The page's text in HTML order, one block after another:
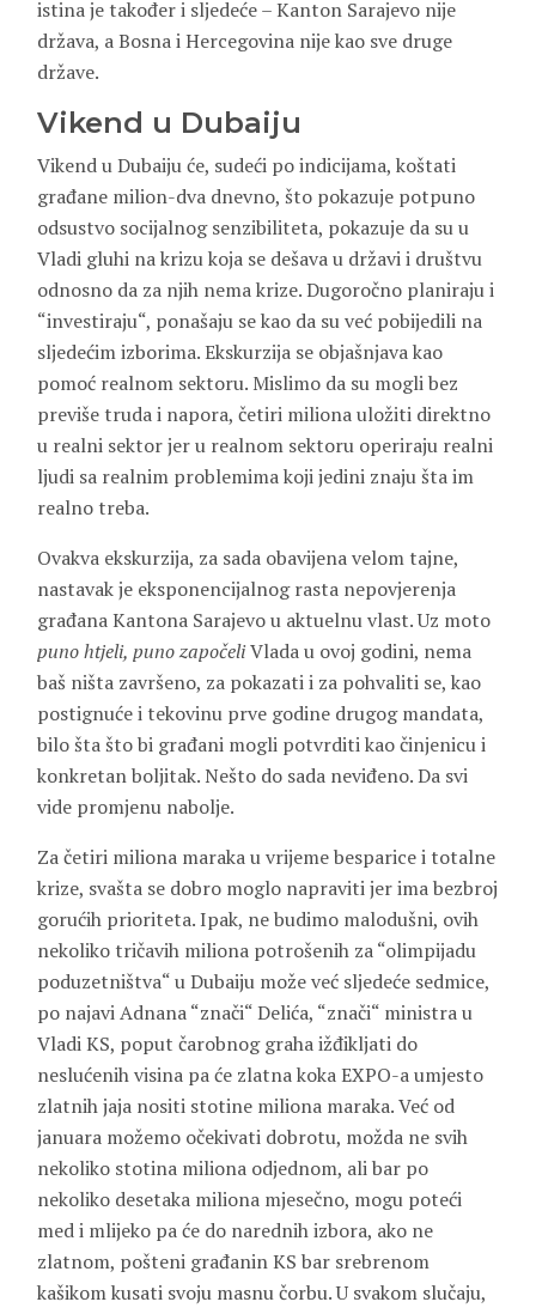
istina je također i sljedeće – Kanton Sarajevo nije
država, a Bosna i Hercegovina nije kao sve druge
države.
Vikend u Dubaiju
Vikend u Dubaiju će, sudeći po indicijama, koštati
građane milion-dva dnevno, što pokazuje potpuno
odsustvo socijalnog senzibiliteta, pokazuje da su u
Vladi gluhi na krizu koja se dešava u državi i društvu
odnosno da za njih nema krize. Dugoročno planiraju i
“investiraju“, ponašaju se kao da su već pobijedili na
sljedećim izborima. Ekskurzija se objašnjava kao
pomoć realnom sektoru. Mislimo da su mogli bez
previše truda i napora, četiri miliona uložiti direktno
u realni sektor jer u realnom sektoru operiraju realni
ljudi sa realnim problemima koji jedini znaju šta im
realno treba.
Ovakva ekskurzija, za sada obavijena velom tajne,
nastavak je eksponencijalnog rasta nepovjerenja
građana Kantona Sarajevo u aktuelnu vlast. Uz moto
puno htjeli, puno započeliVlada u ovoj godini, nema
baš ništa završeno, za pokazati i za pohvaliti se, kao
postignuće i tekovinu prve godine drugog mandata,
bilo šta što bi građani mogli potvrditi kao činjenicu i
konkretan boljitak. Nešto do sada neviđeno. Da svi
vide promjenu nabolje.
Za četiri miliona maraka u vrijeme besparice i totalne
krize, svašta se dobro moglo napraviti jer ima bezbroj
gorućih prioriteta. Ipak, ne budimo malodušni, ovih
nekoliko tričavih miliona potrošenih za “olimpijadu
poduzetništva“ u Dubaiju može već sljedeće sedmice,
po najavi Adnana “znači“ Delića, “znači“ ministra u
Vladi KS, poput čarobnog graha ižđikljati do
neslućenih visina pa će zlatna koka EXPO-a umjesto
zlatnih jaja nositi stotine miliona maraka. Već od
januara možemo očekivati dobrotu, možda ne svih
nekoliko stotina miliona odjednom, ali bar po
nekoliko desetaka miliona mjesečno, mogu poteći
med i mlijeko pa će do narednih izbora, ako ne
zlatnom, pošteni građanin KS bar srebrenom
kašikom kusati svoju masnu čorbu. U svakom slučaju,